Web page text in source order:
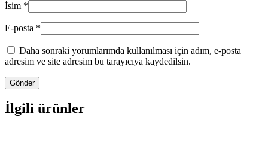
İsim *
E-posta *
Daha sonraki yorumlarımda kullanılması için adım, e-posta
adresim ve site adresim bu tarayıcıya kaydedilsin.
İlgili ürünler